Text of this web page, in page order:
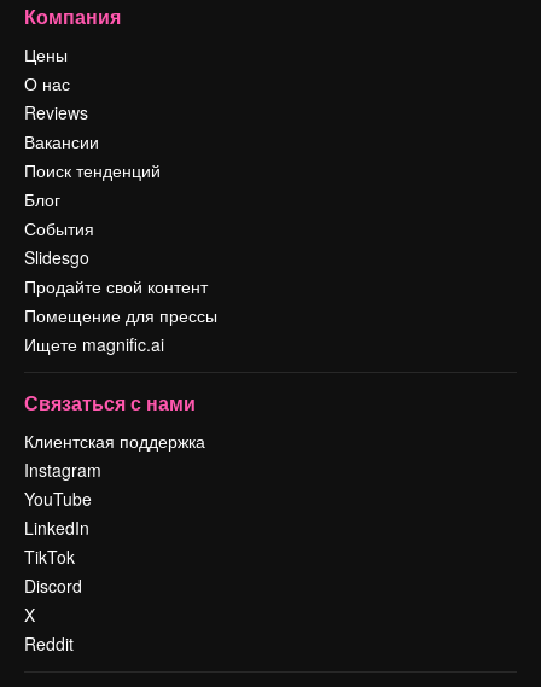
Компания
Цены
О нас
Reviews
Вакансии
Поиск тенденций
Блог
События
Slidesgo
Продайте свой контент
Помещение для прессы
Ищете magnific.ai
Связаться с нами
Клиентская поддержка
Instagram
YouTube
LinkedIn
TikTok
Discord
X
Reddit